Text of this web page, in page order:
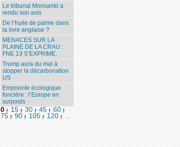
Le tribunal Monsanto a
rendu son avis
De l’huile de palme dans
la livre anglaise ?
MENACES SUR LA
PLAINE DE LA CRAU :
FNE 13 S’EXPRIME.
Trump aura du mal à
stopper la décarbonation
US
Empreinte écologique
foncière : l’Europe en
surpoids
0 | 15 | 30 | 45 | 60 |
75 | 90 | 105 | 120 | ...